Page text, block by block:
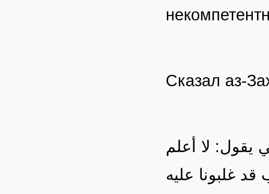
Сказал аз-
لا أعلم
غلبونا عليه